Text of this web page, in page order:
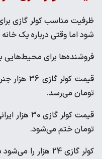
شود اما وقتی درباره یک خانه 50 تا 70 متری صحبت می‌کنیم، ظرفیت کولر گازی نباید زیر 24 هزار باشد.
فروشنده‌ها برای محیط‌هایی با متراژ 75 تا 90 متر کولر گازی 30 هزار و برای واحدی با متراژ 100 متر کولر گازی
تومان می‌رسد.
تومان ختم می‌شود.